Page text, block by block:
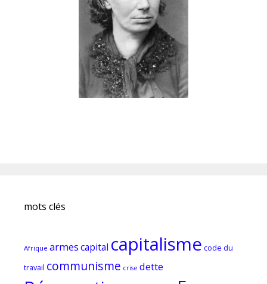
mots clés
Afrique armescapital capitalisme code du
travail communisme crise dette